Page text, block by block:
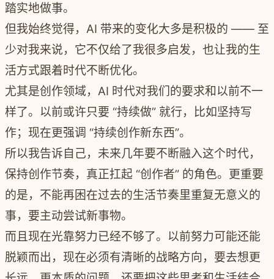
踏实地做事。
但我始终觉得， AI 带来的变化大多是积极的 —— 至
少对我来说，它不仅给了我很多启发，也让我的生
活方式跟着时代不断优化。
尤其是创作领域，AI 时代对我们的要求和以前不一
样了。以前或许只要 “持续做” 就行，比如坚持写
作；现在更强调 “持续创作新东西”。
所以我告诉自己，未来几年要不断融入这个时代，
保持创作节奏，真正扛起 “创作者” 的角色。更重要
的是，不能再困在过去的生活节奏里重复无意义的
事，要主动尝试新事物。
而且现在光靠努力已经不够了。以前努力可能还能
脱颖而出，现在必须有清晰的战略方向，要去想更